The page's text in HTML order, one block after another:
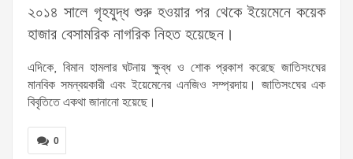
২০১৪ সালে গৃহযুদ্ধ শুরু হওয়ার পর থেকে ইয়েমেনে কয়েক
হাজার বেসামরিক নাগরিক নিহত হয়েছেন।
এদিকে, বিমান হামলার ঘটনায় ক্ষুব্ধ ও শোক প্রকাশ করেছে জাতিসংঘের
মানবিক সমন্বয়কারী এবং ইয়েমেনের এনজিও সম্প্রদায়। জাতিসংঘের এক
বিবৃতিতে একথা জানানো হয়েছে।
0